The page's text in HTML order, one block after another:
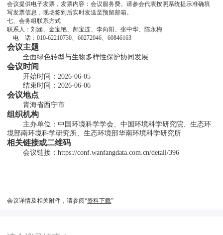
会议提供电子发票，发票内容：会议服务费。请参会代表按照系统提示准确填
写发票信息，现场签到后实时发送至预留邮箱。
七、会务组联系方式
联系人：刘涵、金宝艳、郝宝连、李向阳、张中华、陈永梅
电    话：010-62210730、60272046、60846163
会议主题
全面绿色转型与生物多样性保护协同发展
会议时间
开始时间：2026-06-05
结束时间：2026-06-06
会议地点
青海省西宁市
组织机构
主办单位：中国环境科学学会、中国环境科学研究院、生态环
境部南环境科学研究所、生态环境部华南环境科学研究所
相关链接或二维码
会议链接：https://conf.wanfangdata.com.cn/detail/396
会议详情及相关附件，请参阅“资料下载”